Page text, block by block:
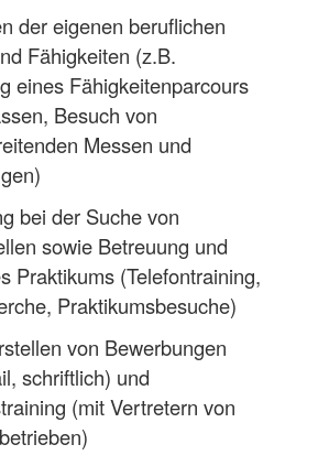
der eigenen beruflichen
Fähigkeiten (z.B.
eines Fähigkeitenparcours
Besuch von
Messen und
bei der Suche von
sowie Betreuung und
Praktikums (Telefontraining,
Praktikumsbesuche)
von Bewerbungen
schriftlich) und
(mit Vertretern von